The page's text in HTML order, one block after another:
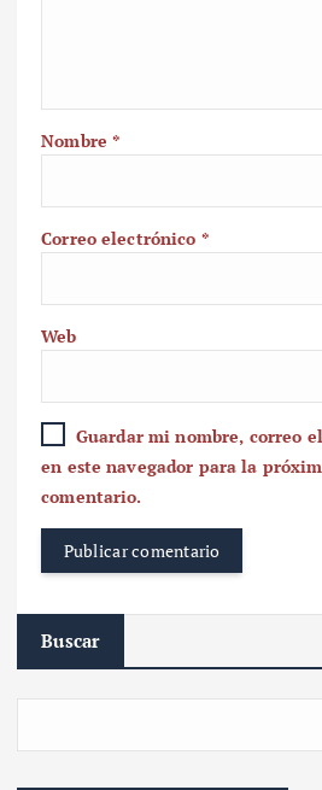
Nombre*
Correo electrónico *
Web
Guardar mi nombre, correo
en este navegador para la
comentario.
Buscar